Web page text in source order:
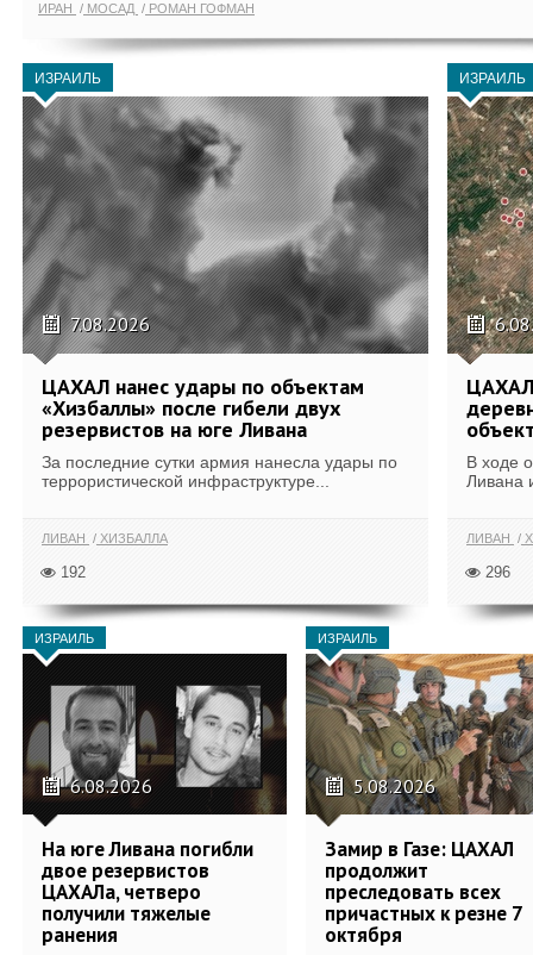
ИРАН МОСАД РОМАН ГОФМАН
ИЗРАИЛЬ
7.08.2026
ЦАХАЛ нанес удары по объектам
«Хизбаллы» после гибели двух
резервистов на юге Ливана
За последние сутки армия нанесла удары по
террористической инфраструктуре...
ЛИВАН ХИЗБАЛЛА
192
ИЗРАИЛЬ
В ходе
Ливана
ЛИВАН
296
ИЗРАИЛЬ
6.08.2026
На юге Ливана погибли
двое резервистов
ЦАХАЛа, четверо
получили тяжелые
ранения
ИЗРАИЛЬ
5.08.2026
Замир в Газе: ЦАХАЛ
продолжит
преследовать всех
причастных к резне 7
октября